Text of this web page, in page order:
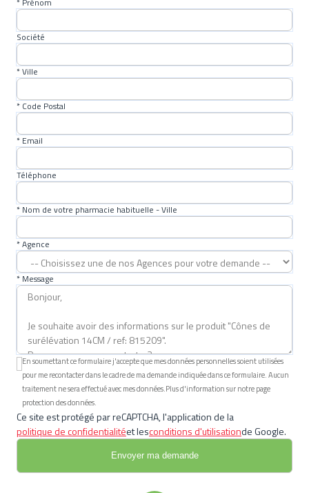
Société
* Ville
* Code Postal
* Email
Téléphone
* Nom de votre pharmacie habituelle - Ville
* Agence
* Message
En soumettant ce formulaire j'accepte que mes données personnelles soient utilisées
pour me recontacter dans le cadre de ma demande indiquée dans ce formulaire. Aucun
traitement ne sera effectué avec mes données.Plus d'information sur notre page
protection des données.
Ce site est protégé par reCAPTCHA, l'application de la
politique de confidentialitéet lesconditions d'utilisationde Google.